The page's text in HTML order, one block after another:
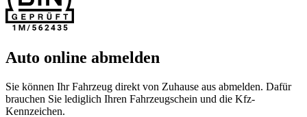
Auto online abmelden
Sie können Ihr Fahrzeug direkt von Zuhause aus abmelden. Dafür
brauchen Sie lediglich Ihren Fahrzeugschein und die Kfz-
Kennzeichen.